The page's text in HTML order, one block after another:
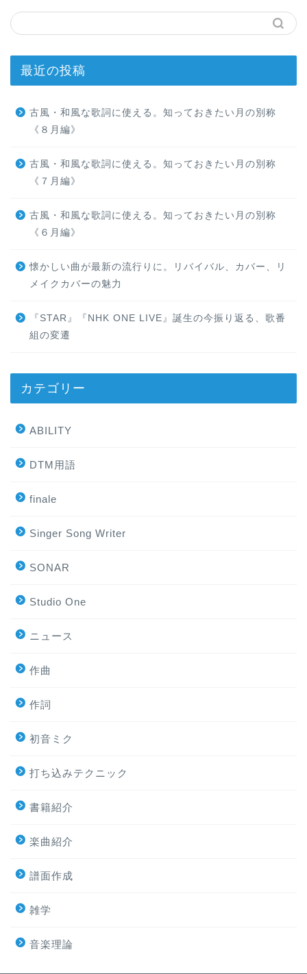
最近の投稿
古風・和風な歌詞に使える。知っておきたい月の別称
《８月編》
古風・和風な歌詞に使える。知っておきたい月の別称
《７月編》
古風・和風な歌詞に使える。知っておきたい月の別称
《６月編》
懐かしい曲が最新の流行りに。リバイバル、カバー、リ
メイクカバーの魅力
『STAR』『NHK ONE LIVE』誕生の今振り返る、歌番
組の変遷
カテゴリー
ABILITY
DTM用語
finale
Singer Song Writer
SONAR
Studio One
ニュース
作曲
作詞
初音ミク
打ち込みテクニック
書籍紹介
楽曲紹介
譜面作成
雑学
音楽理論